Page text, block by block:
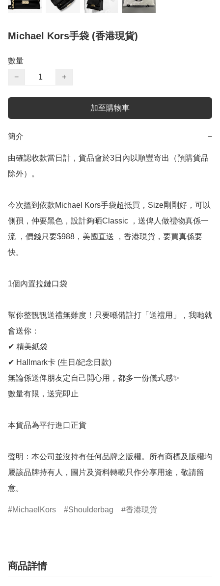
Michael Kors手袋 (香港現貨)
數量
−
+
加至購物車
簡介 −
由確認收款當日計，貨品會於3日內以順豐寄出（預購貨品
除外）。
今次搵到依款Michael Kors手袋超抵買，Size剛剛好，可以
側孭，仲要黑色，設計夠晒Classic ，送俾人做禮物真係一
流 ，價錢只要$988，美國直送 ，香港現貨，要買真係要
快。
1個內置拉鏈口袋
幫你整靚靚送禮無難度！只要喺備註打「送禮用」，我哋就
會送你：
✔ 精美紙袋
✔ Hallmark卡 (生日/紀念日款)
無論係送俾朋友定自己開心用，都多一份儀式感✨
數量有限，送完即止
本貨品為平行進口正貨
聲明：本公司並沒持有任何品牌之版權。所有商標及版權均
屬該品牌持有人，圖片及資料轉載只作分享用途，敬請留
意。
MichaelKors Shoulderbag 香港現貨
商品詳情